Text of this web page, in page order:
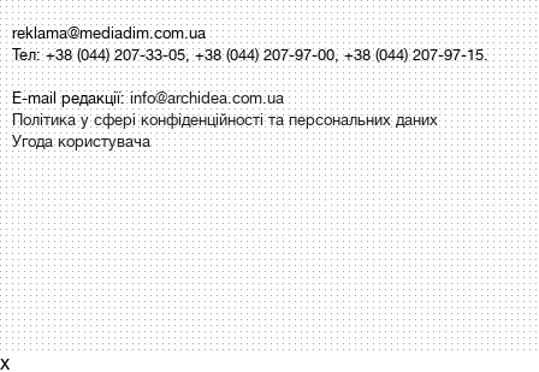
reklama@mediadim.com.ua
Тел: +38 (044) 207-33-05, +38 (044) 207-97-00, +38 (044) 207-97-15.
E-mail редакції:info@archidea.com.ua
Політика у сфері конфіденційності та персональних даних
Угода користувача
x